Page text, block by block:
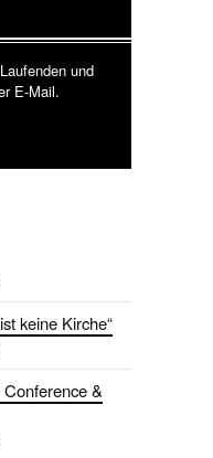
und
E-Mail.
keine Kirche“
&